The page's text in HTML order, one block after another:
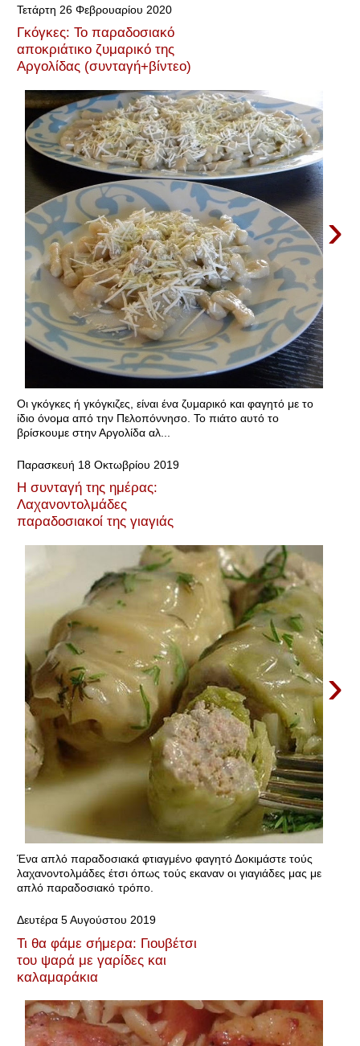
Τετάρτη 26 Φεβρουαρίου 2020
Γκόγκες: Το παραδοσιακό
αποκριάτικο ζυμαρικό της
Αργολίδας (συνταγή+βίντεο)
›
Οι γκόγκες ή γκόγκιζες, είναι ένα ζυμαρικό και φαγητό με το
ίδιο όνομα από την Πελοπόννησο. Το πιάτο αυτό το
βρίσκουμε στην Αργολίδα αλ...
Παρασκευή 18 Οκτωβρίου 2019
Η συνταγή της ημέρας:
Λαχανοντολμάδες
παραδοσιακοί της γιαγιάς
›
Ένα απλό παραδοσιακά φτιαγμένο φαγητό Δοκιμάστε τούς
λαχανοντολμάδες έτσι όπως τούς εκαναν οι γιαγιάδες μας με
απλό παραδοσιακό τρόπο.
Δευτέρα 5 Αυγούστου 2019
Τι θα φάμε σήμερα: Γιουβέτσι
του ψαρά με γαρίδες και
καλαμαράκια